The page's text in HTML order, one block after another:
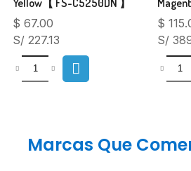
$ 67.00
S/ 227.13
$
S/
Marcas Que